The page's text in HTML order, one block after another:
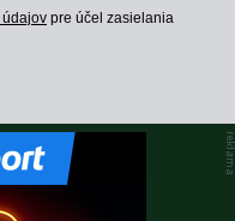
pre účel zasielania